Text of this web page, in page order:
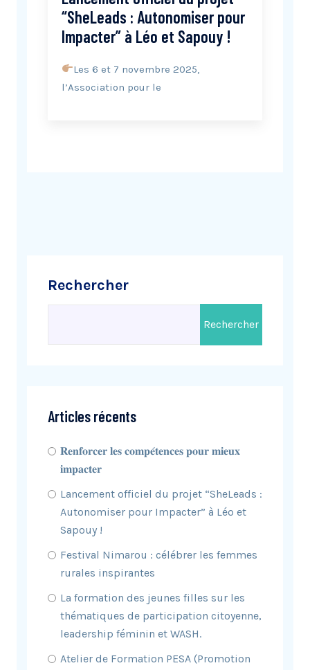
“SheLeads : Autonomiser pour
Impacter” à Léo et Sapouy !
Les 6 et 7 novembre 2025,
l’Association pour le
Rechercher
Rechercher
Articles récents
𝐑𝐞𝐧𝐟𝐨𝐫𝐜𝐞𝐫 𝐥𝐞𝐬 𝐜𝐨𝐦𝐩𝐞́𝐭𝐞𝐧𝐜𝐞𝐬 𝐩𝐨𝐮𝐫 𝐦𝐢𝐞𝐮𝐱
𝐢𝐦𝐩𝐚𝐜𝐭𝐞𝐫
Lancement officiel du projet “SheLeads :
Autonomiser pour Impacter” à Léo et
Sapouy !
Festival Nimarou : célébrer les femmes
rurales inspirantes
La formation des jeunes filles sur les
thématiques de participation citoyenne,
leadership féminin et WASH.
Atelier de Formation PESA (Promotion